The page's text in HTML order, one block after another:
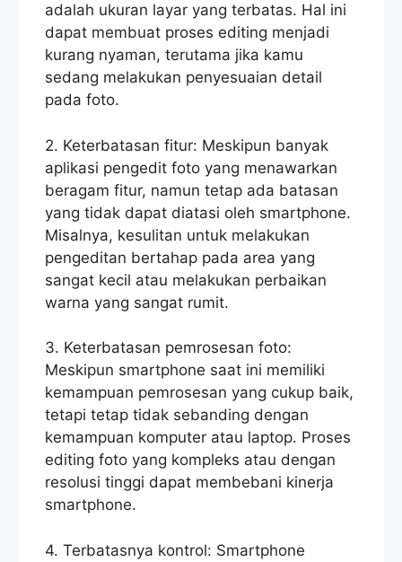
adalah ukuran layar yang terbatas. Hal ini
dapat membuat proses editing menjadi
kurang nyaman, terutama jika kamu
sedang melakukan penyesuaian detail
pada foto.
2. Keterbatasan fitur: Meskipun banyak
aplikasi pengedit foto yang menawarkan
beragam fitur, namun tetap ada batasan
yang tidak dapat diatasi oleh smartphone.
Misalnya, kesulitan untuk melakukan
pengeditan bertahap pada area yang
sangat kecil atau melakukan perbaikan
warna yang sangat rumit.
3. Keterbatasan pemrosesan foto:
Meskipun smartphone saat ini memiliki
kemampuan pemrosesan yang cukup baik,
tetapi tetap tidak sebanding dengan
kemampuan komputer atau laptop. Proses
editing foto yang kompleks atau dengan
resolusi tinggi dapat membebani kinerja
smartphone.
4. Terbatasnya kontrol: Smartphone